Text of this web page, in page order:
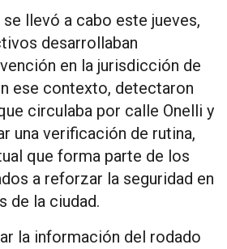
llevó a cabo este jueves,
desarrollaban
en la jurisdicción de
ese contexto, detectaron
circulaba por calle Onelli y
una verificación de rutina,
que forma parte de los
a reforzar la seguridad en
de la ciudad.
la información del rodado